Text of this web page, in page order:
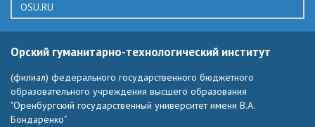
OSU.RU
Орский гуманитарно-технологический институт
(филиал) федерального государственного бюджетного
образовательного учреждения высшего образования
"Оренбургский государственный университет имени В.А.
Бондаренко"